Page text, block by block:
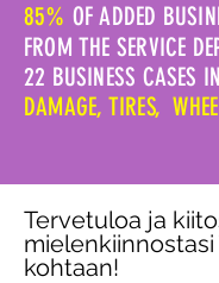
85% OF ADDED
FROM THE SERVICE
22 BUSINESS CASES
DAMAGE, TIRES,
Tervetuloa ja
mielenkiinnostasi
kohtaan!